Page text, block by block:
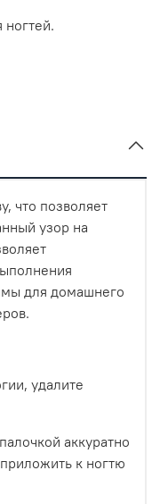
что позволяет
узор на
для домашнего
удалите
аккуратно
к ногтю